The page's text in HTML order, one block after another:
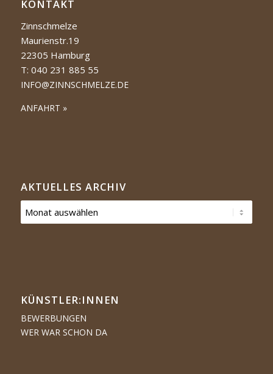
KONTAKT
Zinnschmelze
Maurienstr.19
22305 Hamburg
T: 040 231 885 55
INFO@ZINNSCHMELZE.DE
ANFAHRT »
AKTUELLES ARCHIV
KÜNSTLER:­­INNEN
BEWERBUNGEN
WER WAR SCHON DA